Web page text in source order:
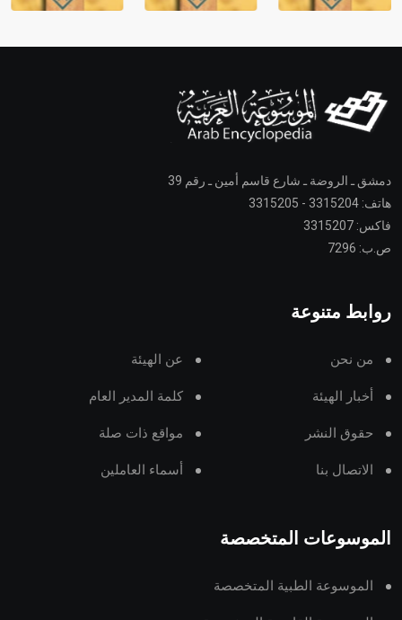
دمشق ـ الروضة ـ شارع قاسم أمين ـ رقم 39
هاتف: 3315204 - 3315205
فاكس: 3315207
ص.ب: 7296
روابط متنوعة
من نحن عن الهيئة
أخبار الهيئة كلمة المدير العام
حقوق النشر مواقع ذات صلة
الاتصال بنا أسماء العاملين
الموسوعات المتخصصة
الموسوعة الطبية المتخصصة